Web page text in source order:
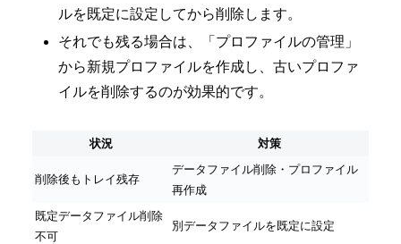
ルを既定に設定してから削除します。
それでも残る場合は、「プロファイルの管理」
から新規プロファイルを作成し、古いプロファ
イルを削除するのが効果的です。
状況 対策
削除後もトレイ残存
データファイル削除・プロファイル
再作成
既定データファイル削除
不可
別データファイルを既定に設定